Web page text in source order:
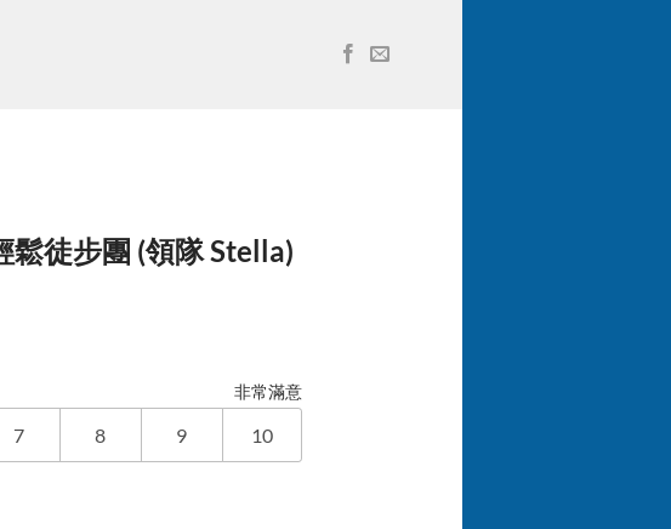
徒步團 (領隊 Stella)
非常滿意
7 8 9 10